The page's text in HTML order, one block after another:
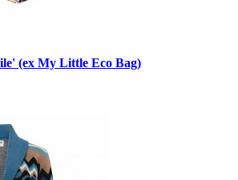
(ex My Little Eco Bag)